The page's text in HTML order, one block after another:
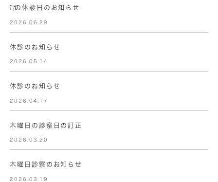
㋆の休診日のお知らせ
2026.06.29
休診のお知らせ
2026.05.14
休診のお知らせ
2026.04.17
木曜日の診察日の訂正
2026.03.20
木曜日診察のお知らせ
2026.03.19